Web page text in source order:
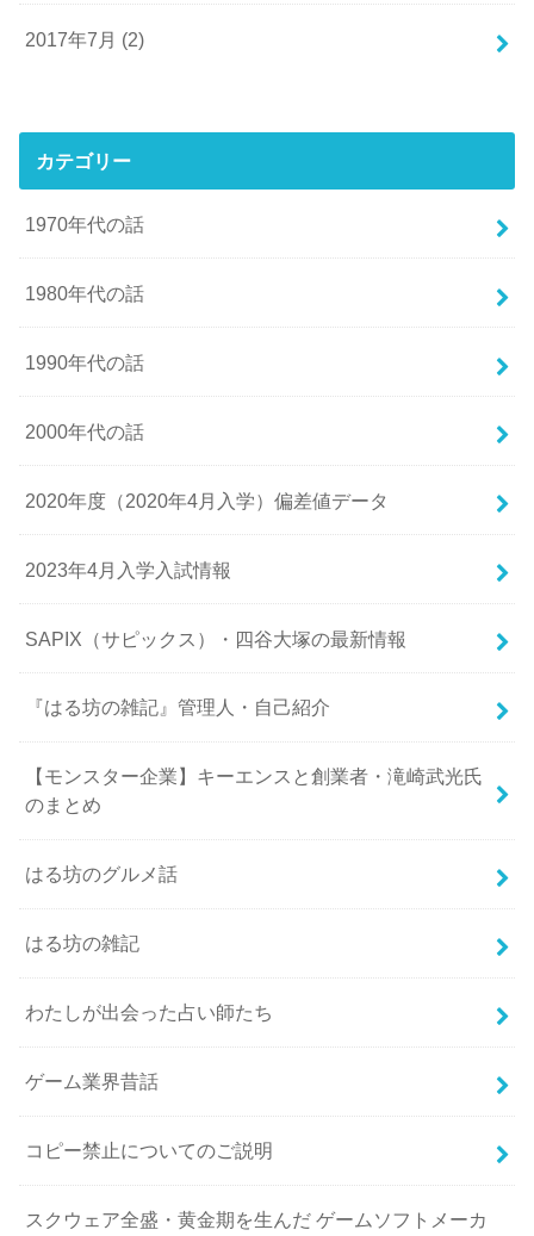
2017年7月 (2)
カテゴリー
1970年代の話
1980年代の話
1990年代の話
2000年代の話
2020年度（2020年4月入学）偏差値データ
2023年4月入学入試情報
SAPIX（サピックス）・四谷大塚の最新情報
『はる坊の雑記』管理人・自己紹介
【モンスター企業】キーエンスと創業者・滝崎武光氏
のまとめ
はる坊のグルメ話
はる坊の雑記
わたしが出会った占い師たち
ゲーム業界昔話
コピー禁止についてのご説明
スクウェア全盛・黄金期を生んだ ゲームソフトメーカ